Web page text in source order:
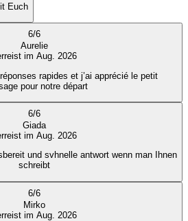
Euch
6/6
Aurelie
im Aug. 2026
rapides et j’ai apprécié le petit
pour notre départ
6/6
Giada
im Aug. 2026
und svhnelle antwort wenn man Ihnen
schreibt
6/6
Mirko
im Aug. 2026